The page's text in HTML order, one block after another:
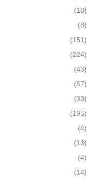
(18)
(8)
(151)
(224)
(43)
(57)
(33)
(195)
(4)
(13)
(4)
(14)